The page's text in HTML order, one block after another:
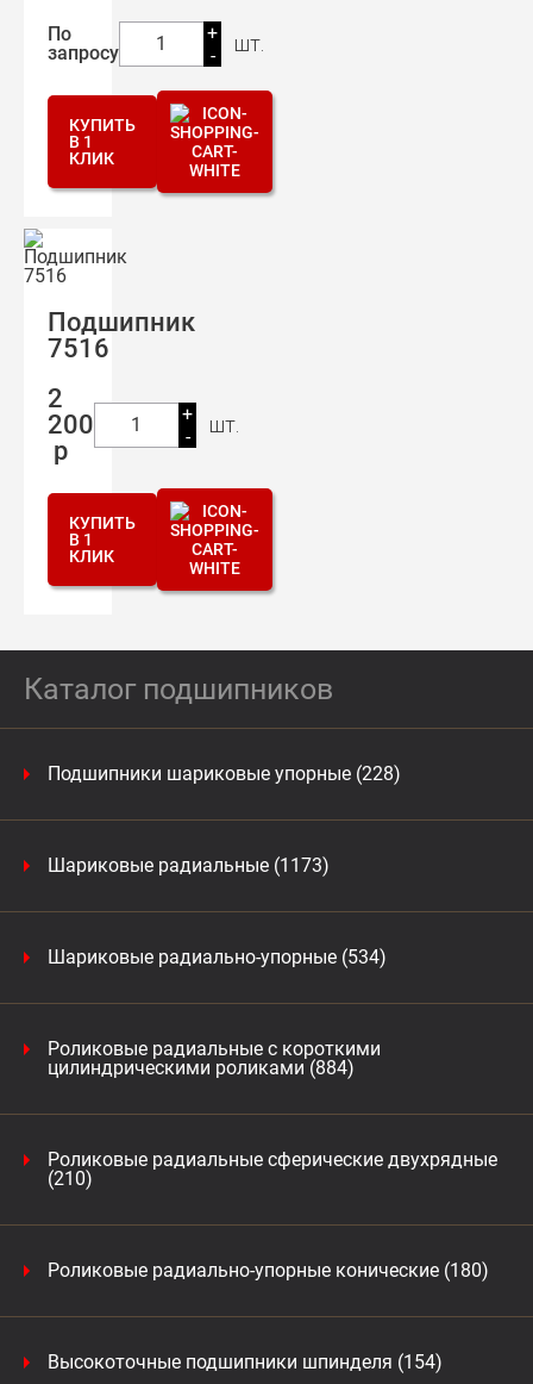
Каталог подшипников
Подшипники шариковые упорные (228)
Шариковые радиальные (1173)
Шариковые радиально-упорные (534)
Роликовые радиальные с короткими
цилиндрическими роликами (884)
Роликовые радиальные сферические двухрядные
(210)
Роликовые радиально-упорные конические (180)
Высокоточные подшипники шпинделя (154)
По
запросу
1
+
-
шт.
КУПИТЬ
В 1
КЛИК
Подшипник
7516
2
200
р
1
+
-
шт.
КУПИТЬ
В 1
КЛИК